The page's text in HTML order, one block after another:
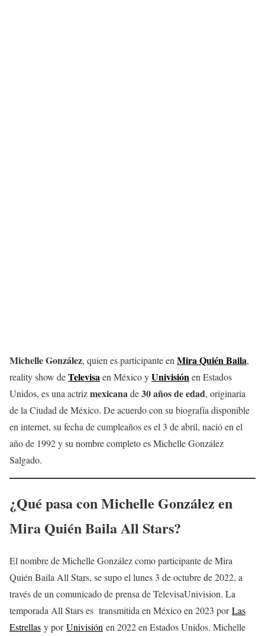
Michelle González, quien es participante en Mira Quién Baila,
reality show deTelevisaen México yUnivisiónen Estados
Unidos, es una actrizmexicanade30 años de edad, originaria
de la Ciudad de México. De acuerdo con su biografía disponible
en internet, su fecha de cumpleaños es el 3 de abril, nació en el
año de 1992 y su nombre completo es Michelle González
Salgado.
¿Qué pasa con Michelle González en
Mira Quién Baila All Stars?
El nombre de Michelle González como participante de Mira
Quién Baila All Stars, se supo el lunes 3 de octubre de 2022, a
través de un comunicado de prensa de TelevisaUnivision. La
temporada All Stars es transmitida en México en 2023 porLas
Estrellas y porUnivisión en 2022 en Estados Unidos. Michelle